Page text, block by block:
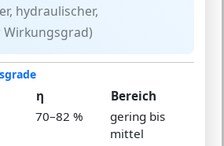
hydraulischer,
η
Bereich
70–82 %
gering bis
mittel